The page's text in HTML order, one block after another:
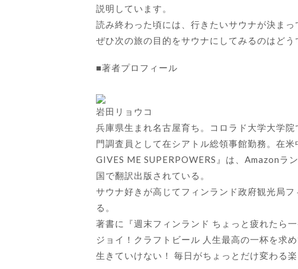
説明しています。
読み終わった頃には、行きたいサウナが決まっ
ぜひ次の旅の目的をサウナにしてみるのはどう
■著者プロフィール
岩田リョウコ
兵庫県生まれ名古屋育ち。コロラド大学大学
門調査員として在シアトル総領事館勤務。在
GIVES ME SUPERPOWERS』は、Amazonラ
国で翻訳出版されている。
サウナ好きが高じてフィンランド政府観光局
る。
著書に『週末フィンランド ちょっと疲れたら
ジョイ！クラフトビール 人生最高の一杯を求
生きていけない！ 毎日がちょっとだけ変わる